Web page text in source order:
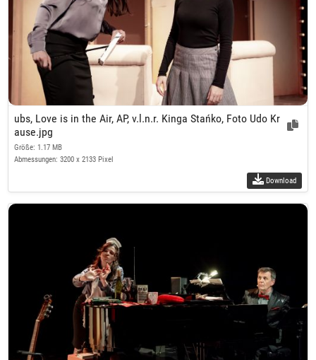
ubs, Love is in the Air, AP, v.l.n.r. Kinga Stańko, Foto Udo Kr
ause.jpg
Größe: 1.17 MB
Abmessungen: 3200 x 2133 Pixel
Download